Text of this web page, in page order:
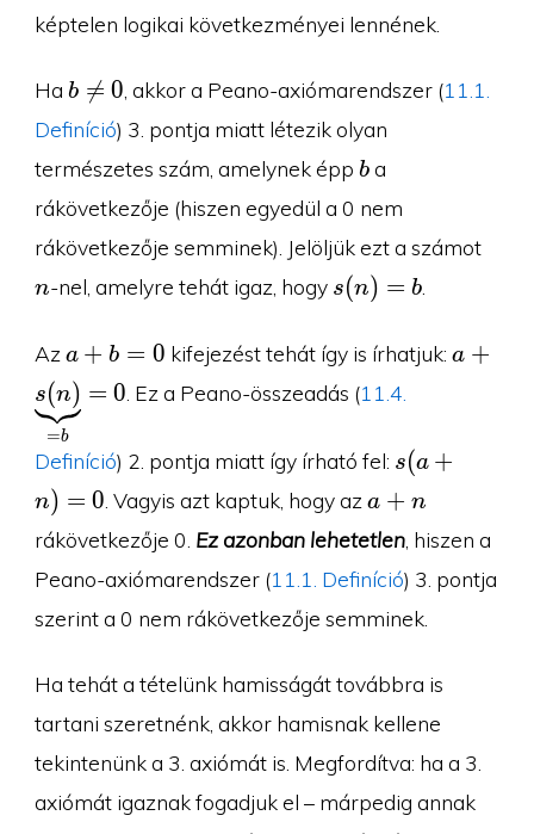
képtelen logikai következményei lennének.
Ha b\neq
0
b 
= 0, akkor a Peano-axiómarendszer (11.1.
Definíció) 3. pontja miatt létezik olyan
természetes szám, amelynek épp b
ba
rákövetkezője (hiszen egyedül a 0 nem
rákövetkezője semminek). Jelöljük ezt a számotn
n-nel, amelyre tehát igaz, hogy s(n)=b
s(n) = b.
Az a+b=0
a + b = 0 kifejezést tehát így is írhatjuk: a +
=b
s(n) = 0 . Ez a Peano-összeadás (11.4.
Definíció) 2. pontja miatt így írható fel: s(a+n)=0
s(a +
n) = 0 . Vagyis azt kaptuk, hogy aza+n
a + n
rákövetkezője 0. Ez azonban lehetetlen, hiszen a
Peano-axiómarendszer (11.1. Definíció) 3. pontja
szerint a 0 nem rákövetkezője semminek.
Ha tehát a tételünk hamisságát továbbra is
tartani szeretnénk, akkor hamisnak kellene
tekintenünk a 3. axiómát is. Megfordítva: ha a 3.
axiómát igaznak fogadjuk el – márpedig annak